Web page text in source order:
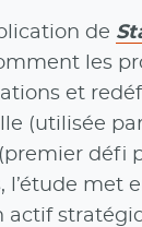
de
les
et
(utilisée
défi
l’étude met